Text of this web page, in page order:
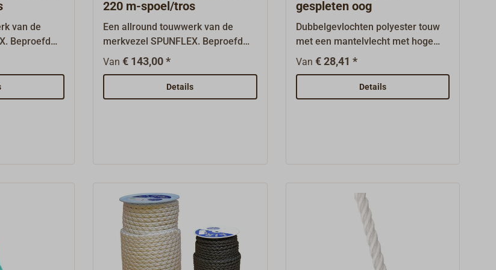
van de
Beproefd
en
de
is 3-strengs
te splitsen
bij gebruik
220 m-spoel/tros
Een allround touwwerk van de
merkvezel SPUNFLEX. Beproefd
voor traditionele schepen en
gaffelzeilers. Het door de
voormalige Deense touwfabriek
ROBLON ontwikkelde,
UV-bestendig.Het touw is 3-strengs
stevig geslagen, goed te splitsen
en ziet eruit als touw van
Manillahennep. Het drijft
bovendien, verhardt niet bij gebruik
Van€ 143,00 *
Details
gespleten oog
Dubbelgevlochten polyester touw
met een mantelvlecht met hoge
slijtvastheid en UV-
bestendigheid.Deze reep is kant-
en-klaar:aan één kant een
ingesplitst oog (ooglengte 40
Van € 28,41 *
Details